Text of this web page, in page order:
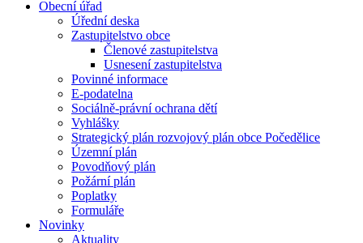
Obecní úřad
Úřední deska
Zastupitelstvo obce
Členové zastupitelstva
Usnesení zastupitelstva
Povinné informace
E-podatelna
Sociálně-právní ochrana dětí
Vyhlášky
Strategický plán rozvojový plán obce Počedělice
Územní plán
Povodňový plán
Požární plán
Poplatky
Formuláře
Novinky
Aktuality